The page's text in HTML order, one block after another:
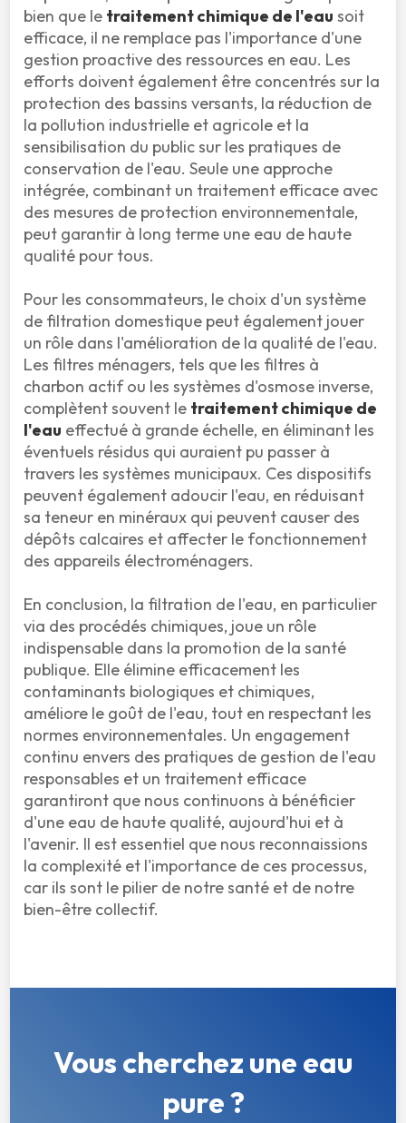
bien que le traitement chimique de l'eau soit
efficace, il ne remplace pas l'importance d'une
gestion proactive des ressources en eau. Les
efforts doivent également être concentrés sur la
protection des bassins versants, la réduction de
la pollution industrielle et agricole et la
sensibilisation du public sur les pratiques de
conservation de l'eau. Seule une approche
intégrée, combinant un traitement efficace avec
des mesures de protection environnementale,
peut garantir à long terme une eau de haute
qualité pour tous.
Pour les consommateurs, le choix d'un système
de filtration domestique peut également jouer
un rôle dans l'amélioration de la qualité de l'eau.
Les filtres ménagers, tels que les filtres à
charbon actif ou les systèmes d'osmose inverse,
complètent souvent le traitement chimique de
l'eau effectué à grande échelle, en éliminant les
éventuels résidus qui auraient pu passer à
travers les systèmes municipaux. Ces dispositifs
peuvent également adoucir l'eau, en réduisant
sa teneur en minéraux qui peuvent causer des
dépôts calcaires et affecter le fonctionnement
des appareils électroménagers.
En conclusion, la filtration de l'eau, en particulier
via des procédés chimiques, joue un rôle
indispensable dans la promotion de la santé
publique. Elle élimine efficacement les
contaminants biologiques et chimiques,
améliore le goût de l'eau, tout en respectant les
normes environnementales. Un engagement
continu envers des pratiques de gestion de l'eau
responsables et un traitement efficace
garantiront que nous continuons à bénéficier
d'une eau de haute qualité, aujourd'hui et à
l'avenir. Il est essentiel que nous reconnaissions
la complexité et l'importance de ces processus,
car ils sont le pilier de notre santé et de notre
bien-être collectif.
Vous cherchez une eau
pure ?